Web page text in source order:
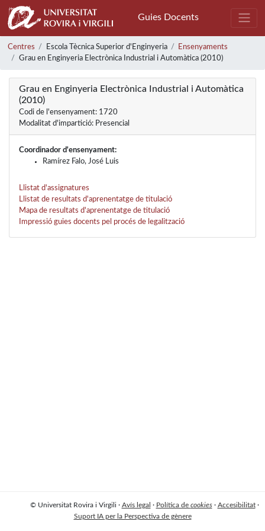
Guies Docents
Centres Escola Tècnica Superior d'Enginyeria
Ensenyaments
Grau en Enginyeria Electrònica Industrial i Automàtica (2010)
Grau en Enginyeria Electrònica Industrial i Automàtica
(2010)
Codi de l'ensenyament: 1720
Modalitat d'impartició: Presencial
Coordinador d'ensenyament:
Ramírez Falo, José Luis
Llistat d'assignatures
Llistat de resultats d'aprenentatge de titulació
Mapa de resultats d'aprenentatge de titulació
Impressió guies docents pel procés de legalització
© Universitat Rovira i Virgili · Avís legal · Política de cookies· Accesibilitat·
Suport IA per la Perspectiva de gènere